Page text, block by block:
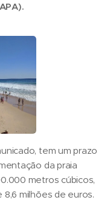
tem um prazo
da praia
metros cúbicos,
milhões de euros.